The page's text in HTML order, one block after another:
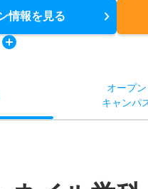
情報を見る
オープン
キャンパ